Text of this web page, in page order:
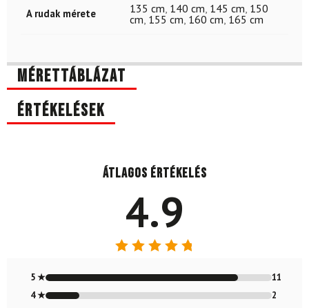
A rudak mérete 135 cm 140 cm 145 cm 150
cm 155 cm 160 cm 165 cm
Mérettáblázat
Értékelések
Átlagos értékelés
4.9
4.85/ 5
5 ★
11
4 ★
2